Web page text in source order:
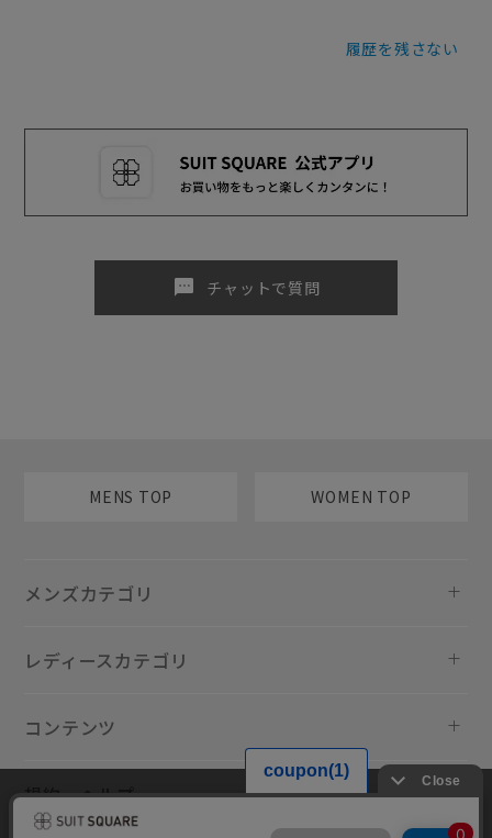
履歴を残さない
sms チャットで質問
MENS TOP WOMEN TOP
メンズカテゴリ
レディースカテゴリ
コンテンツ
規約・ヘルプ
当サイトでは利用体験の向上およびコンテンツの最適な提供、トラフィ